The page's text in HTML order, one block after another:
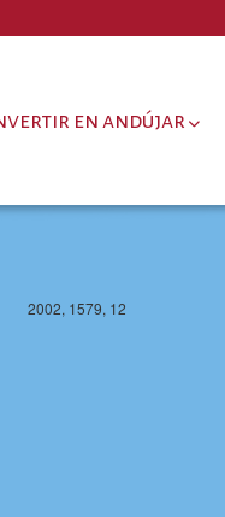
en andújar
2002, 1579, 12